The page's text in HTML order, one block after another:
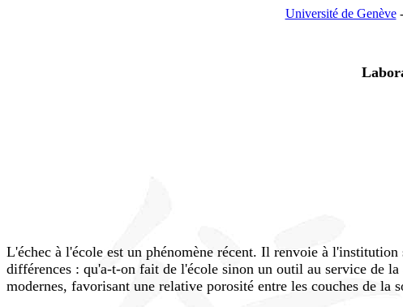
Université de Genève-
L'échec à l'école est un phénomène récent. Il renvoie à
différences : qu'a-t-on fait de l'école sinon un outil au service de
modernes, favorisant une relative porosité entre les couches de